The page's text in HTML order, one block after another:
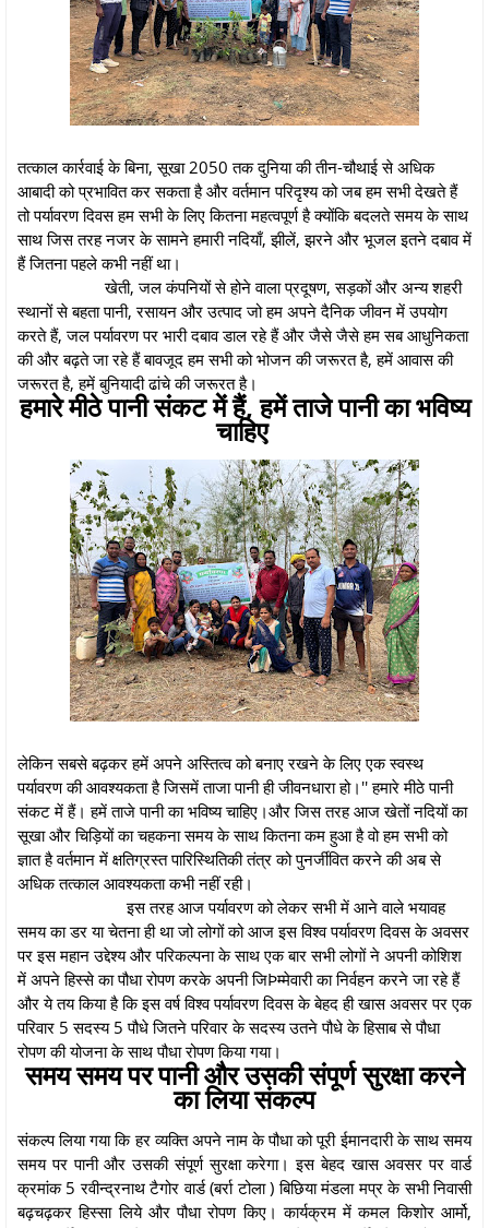
तत्काल कार्रवाई के बिना, सूखा 2050 तक दुनिया की तीन-चौथाई से अधिक
आबादी को प्रभावित कर सकता है और वर्तमान परिदृश्य को जब हम सभी देखते हैं
तो पर्यावरण दिवस हम सभी के लिए कितना महत्वपूर्ण है क्योंकि बदलते समय के साथ
साथ जिस तरह नजर के सामने हमारी नदियाँ, झीलें, झरने और भूजल इतने दबाव में
हैं जितना पहले कभी नहीं था।
खेती, जल कंपनियों से होने वाला प्रदूषण, सड़कों और अन्य शहरी
स्थानों से बहता पानी, रसायन और उत्पाद जो हम अपने दैनिक जीवन में उपयोग
करते हैं, जल पर्यावरण पर भारी दबाव डाल रहे हैं और जैसे जैसे हम सब आधुनिकता
की और बढ़ते जा रहे हैं बावजूद हम सभी को भोजन की जरूरत है, हमें आवास की
जरूरत है, हमें बुनियादी ढांचे की जरूरत है।
हमारे मीठे पानी संकट में हैं, हमें ताजे पानी का भविष्य
चाहिए
लेकिन सबसे बढ़कर हमें अपने अस्तित्व को बनाए रखने के लिए एक स्वस्थ
पर्यावरण की आवश्यकता है जिसमें ताजा पानी ही जीवनधारा हो।'' हमारे मीठे पानी
संकट में हैं। हमें ताजे पानी का भविष्य चाहिए।और जिस तरह आज खेतों नदियों का
सूखा और चिड़ियों का चहकना समय के साथ कितना कम हुआ है वो हम सभी को
ज्ञात है वर्तमान में क्षतिग्रस्त पारिस्थितिकी तंत्र को पुनर्जीवित करने की अब से
अधिक तत्काल आवश्यकता कभी नहीं रही।
इस तरह आज पर्यावरण को लेकर सभी में आने वाले भयावह
समय का डर या चेतना ही था जो लोगों को आज इस विश्व पर्यावरण दिवस के अवसर
पर इस महान उद्देश्य और परिकल्पना के साथ एक बार सभी लोगों ने अपनी कोशिश
में अपने हिस्से का पौधा रोपण करके अपनी जिÞम्मेवारी का निर्वहन करने जा रहे हैं
और ये तय किया है कि इस वर्ष विश्व पर्यावरण दिवस के बेहद ही खास अवसर पर एक
परिवार 5 सदस्य 5 पौधे जितने परिवार के सदस्य उतने पौधे के हिसाब से पौधा
रोपण की योजना के साथ पौधा रोपण किया गया।
समय समय पर पानी और उसकी संपूर्ण सुरक्षा करने
का लिया संकल्प
संकल्प लिया गया कि हर व्यक्ति अपने नाम के पौधा को पूरी ईमानदारी के साथ समय
समय पर पानी और उसकी संपूर्ण सुरक्षा करेगा। इस बेहद खास अवसर पर वार्ड
क्रमांक 5 रवीन्द्रनाथ टैगोर वार्ड (बर्रा टोला ) बिछिया मंडला मप्र के सभी निवासी
बढ़चढ़कर हिस्सा लिये और पौधा रोपण किए। कार्यक्रम में कमल किशोर आर्मो,